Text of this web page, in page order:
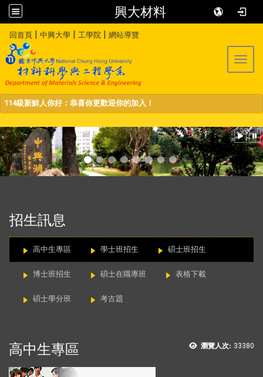
興大材料
回首頁 | 中興大學 | 工學院 | 網站導覽
114級新鮮人你好：恭喜你更歡迎你的加入！
招生訊息
高中生專區 學士班招生 碩士班招生
博士班招生 碩士在職專班 表格下載
碩士學分班 考古題
瀏覽人次: 33380
高中生專區